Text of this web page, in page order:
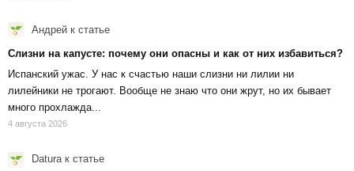
Андрей к статье
Слизни на капусте: почему они опасны и как от них избавиться?
Испанский ужас. У нас к счастью наши слизни ни лилии ни
лилейники не трогают. Вообще не знаю что они жрут, но их бывает
много прохлажда...
4 августа 2026
Daturaк статье